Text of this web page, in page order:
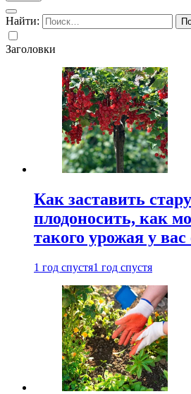
Найти:
Заголовки
Как заставить
плодоносить, как
такого урожая у
1 год спустя1 год спустя